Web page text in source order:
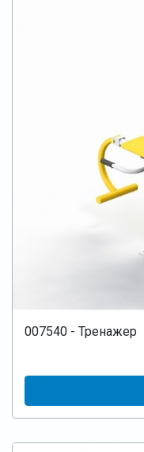
007540 - Тренажер